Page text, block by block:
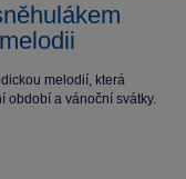
melodií, která
období a vánoční svátky.